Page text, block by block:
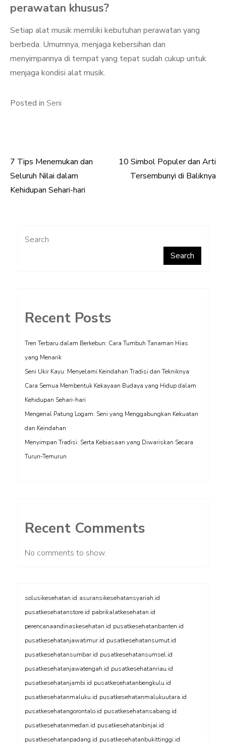
perawatan khusus?
Setiap alat musik memiliki kebutuhan perawatan yang
berbeda. Umumnya, menjaga kebersihan dan
menyimpannya di tempat yang tepat sudah cukup untuk
menjaga kondisi alat musik.
Posted in Seni
Post
navigation
7 Tips Menemukan dan
Seluruh Nilai dalam
Kehidupan Sehari-hari
10 Simbol Populer dan Arti
Tersembunyi di Baliknya
Search
Search
Recent Posts
Tren Terbaru dalam Berkebun: Cara Tumbuh Tanaman Hias
yang Menarik
Seni Ukir Kayu: Menyelami Keindahan Tradisi dan Tekniknya
Cara Semua Membentuk Kekayaan Budaya yang Hidup dalam
Kehidupan Sehari-hari
Mengenal Patung Logam: Seni yang Menggabungkan Kekuatan
dan Keindahan
Menyimpan Tradisi: Serta Kebiasaan yang Diwariskan Secara
Turun-Temurun
Recent Comments
No comments to show.
solusikesehatan.id asuransikesehatansyariah.id
pusatkesehatanstore.id pabrikalatkesehatan.id
perencanaandinaskesehatan.id pusatkesehatanbanten.id
pusatkesehatanjawatimur.id pusatkesehatansumut.id
pusatkesehatansumbar.id pusatkesehatansumsel.id
pusatkesehatanjawatengah.id pusatkesehatanriau.id
pusatkesehatanjambi.id pusatkesehatanbengkulu.id
pusatkesehatanmaluku.id pusatkesehatanmalukuutara.id
pusatkesehatangorontalo.id pusatkesehatansabang.id
pusatkesehatanmedan.id pusatkesehatanbinjai.id
pusatkesehatanpadang.id pusatkesehatanbukittinggi.id